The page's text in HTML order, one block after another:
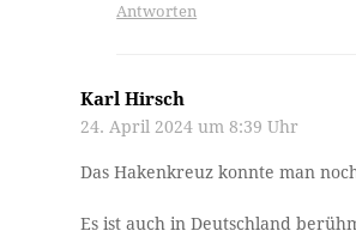
Antworten
Karl Hirsch
24. April 2024 um 8:39 Uhr
Das Hakenkreuz konnte man
Es ist auch in Deutschland